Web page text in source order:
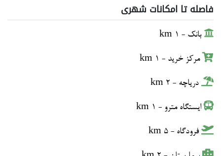
فاصله تا امکانات شهری
بانک - 1 km
مرکز خرید - 1 km
دریاچه - 2 km
ایستگاه مترو - 1 km
فرودگاه - 5 km